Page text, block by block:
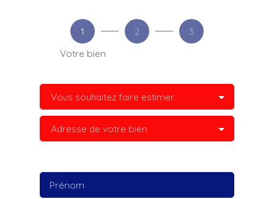
1
Votre bien
2 3
Vous souhaitez faire estimer
Adresse de votre bien
Prénom